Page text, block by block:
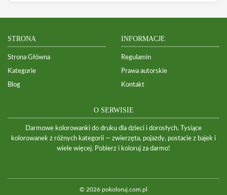
STRONA
Strona Główna
Kategorie
Blog
INFORMACJE
Regulamin
Prawa autorskie
Kontakt
O SERWISIE
Darmowe kolorowanki do druku dla dzieci i dorosłych. Tysiące
kolorowanek z różnych kategorii — zwierzęta, pojazdy, postacie z bajek i
wiele więcej. Pobierz i koloruj za darmo!
© 2026 pokoloruj.com.pl